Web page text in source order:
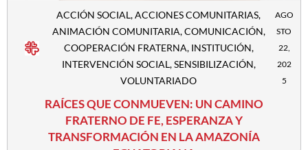
ACCIÓN SOCIAL,ACCIONES COMUNITARIAS,
ANIMACIÓN COMUNITARIA,COMUNICACIÓN,
COOPERACIÓN FRATERNA, INSTITUCIÓN,
INTERVENCIÓN SOCIAL,SENSIBILIZACIÓN,
VOLUNTARIADO
AGO
STO
22,
202
5
RAÍCES QUE CONMUEVEN: UN CAMINO
FRATERNO DE FE, ESPERANZA Y
TRANSFORMACIÓN EN LA AMAZONÍA